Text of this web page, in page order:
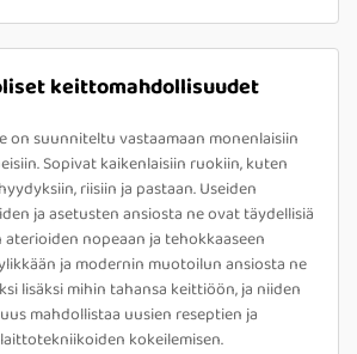
keittomahdollisuudet
on suunniteltu vastaamaan monenlaisiin
Sopivat kaikenlaisiin ruokiin, kuten
riisiin ja pastaan. Useiden
ja asetusten ansiosta ne ovat täydellisiä
nopeaan ja tehokkaaseen
ja modernin muotoilun ansiosta ne
lisäksi mihin tahansa keittiöön, ja niiden
mahdollistaa uusien reseptien ja
kokeilemisen.